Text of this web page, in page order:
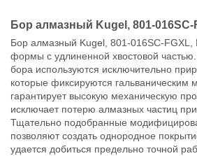
Бор алмазный Kugel, 801-016SC-
Бор алмазный Kugel, 801-016SC-FGXL,
формы с удлиненной хвостовой
бора используются исключительно
которые фиксируются гальваническим
гарантирует высокую механическую
исключает потерю алмазных частиц
Тщательно подобранные
позволяют создать однородное
удается добиться предельно точной